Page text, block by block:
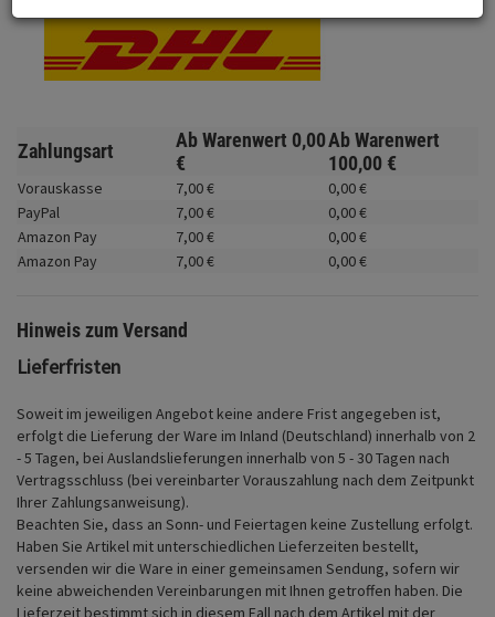
Fahrwerk
Zubehör
Merchandise
Zahlungsart Ab Warenwert 0,00
€
Ab Warenwert
100,00 €
Vorauskasse 7,00€ 0,00€
PayPal
7,00€ 0,00€
Amazon Pay
7,00€ 0,00€
Amazon Pay
7,00€ 0,00€
Hinweis zum Versand
Lieferfristen
Soweit im jeweiligen Angebot keine andere Frist angegeben ist,
erfolgt die Lieferung der Ware im Inland (Deutschland) innerhalb von 2
- 5 Tagen, bei Auslandslieferungen innerhalb von 5 - 30 Tagen nach
Vertragsschluss (bei vereinbarter Vorauszahlung nach dem Zeitpunkt
Ihrer Zahlungsanweisung).
Beachten Sie, dass an Sonn- und Feiertagen keine Zustellung erfolgt.
Haben Sie Artikel mit unterschiedlichen Lieferzeiten bestellt,
versenden wir die Ware in einer gemeinsamen Sendung, sofern wir
keine abweichenden Vereinbarungen mit Ihnen getroffen haben. Die
Lieferzeit bestimmt sich in diesem Fall nach dem Artikel mit der